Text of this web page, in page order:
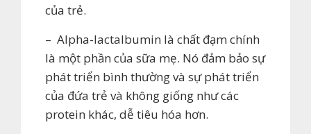
của trẻ.
– Alpha-lactalbumin là chất đạm chính
là một phần của sữa mẹ. Nó đảm bảo sự
phát triển bình thường và sự phát triển
của đứa trẻ và không giống như các
protein khác, dễ tiêu hóa hơn.